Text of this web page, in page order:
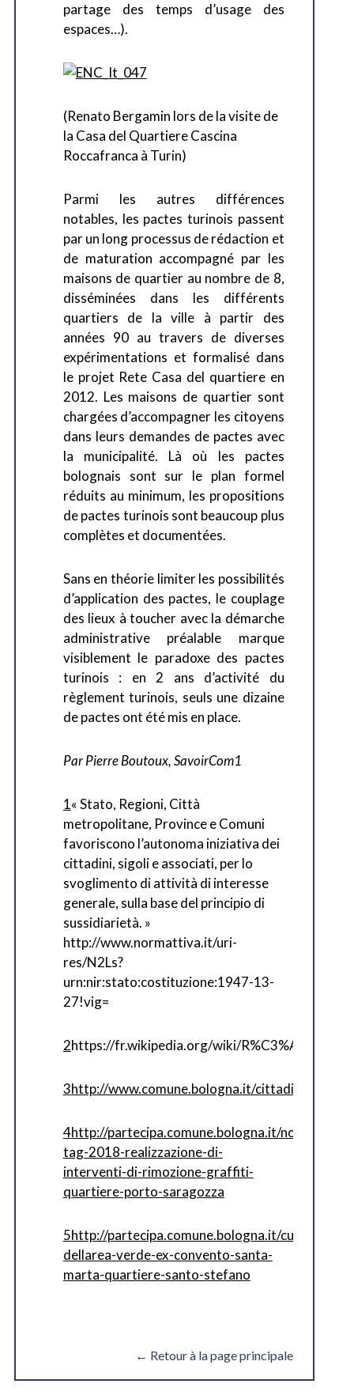
partage des temps d’usage des
espaces…).
(Renato Bergamin lors de la visite de
la Casa del Quartiere Cascina
Roccafranca à Turin)
Parmi les autres différences
notables, les pactes turinois passent
par un long processus de rédaction et
de maturation accompagné par les
maisons de quartier au nombre de 8,
disséminées dans les différents
quartiers de la ville à partir des
années 90 au travers de diverses
expérimentations et formalisé dans
le projet Rete Casa del quartiere en
2012. Les maisons de quartier sont
chargées d’accompagner les citoyens
dans leurs demandes de pactes avec
la municipalité. Là où les pactes
bolognais sont sur le plan formel
réduits au minimum, les propositions
de pactes turinois sont beaucoup plus
complètes et documentées.
Sans en théorie limiter les possibilités
d’application des pactes, le couplage
des lieux à toucher avec la démarche
administrative préalable marque
visiblement le paradoxe des pactes
turinois : en 2 ans d’activité du
règlement turinois, seuls une dizaine
de pactes ont été mis en place.
Par Pierre Boutoux, SavoirCom1
1« Stato, Regioni, Città
metropolitane, Province e Comuni
favoriscono l’autonoma iniziativa dei
cittadini, sigoli e associati, per lo
svoglimento di attività di interesse
generale, sulla base del principio di
sussidiarietà. »
http://www.normattiva.it/uri-
res/N2Ls?
urn:nir:stato:costituzione:1947-13-
27!vig=
2https://fr.wikipedia.org/wiki/
3http://www.comune.bologna.it/
4http://partecipa.comune.bologna.it/no-
tag-2018-realizzazione-di-
interventi-di-rimozione-graffiti-
quartiere-porto-saragozza
5http://partecipa.comune.bologna.it/cura-
dellarea-verde-ex-convento-santa-
marta-quartiere-santo-stefano
← Retour à la page principale